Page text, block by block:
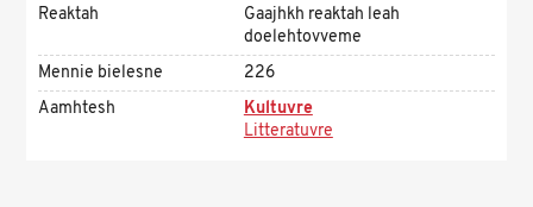
Reaktah
Gaajhkh reaktah leah
doelehtovveme
Mennie bielesne
226
Aamhtesh
Kultuvre
Litteratuvre